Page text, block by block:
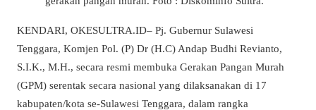
KENDARI, OKESULTRA.ID– Pj. Gubernur Sulawesi
Tenggara, Komjen Pol. (P) Dr (H.C) Andap Budhi Revianto,
S.I.K., M.H., secara resmi membuka Gerakan Pangan Murah
(GPM) serentak secara nasional yang dilaksanakan di 17
kabupaten/kota se-Sulawesi Tenggara, dalam rangka